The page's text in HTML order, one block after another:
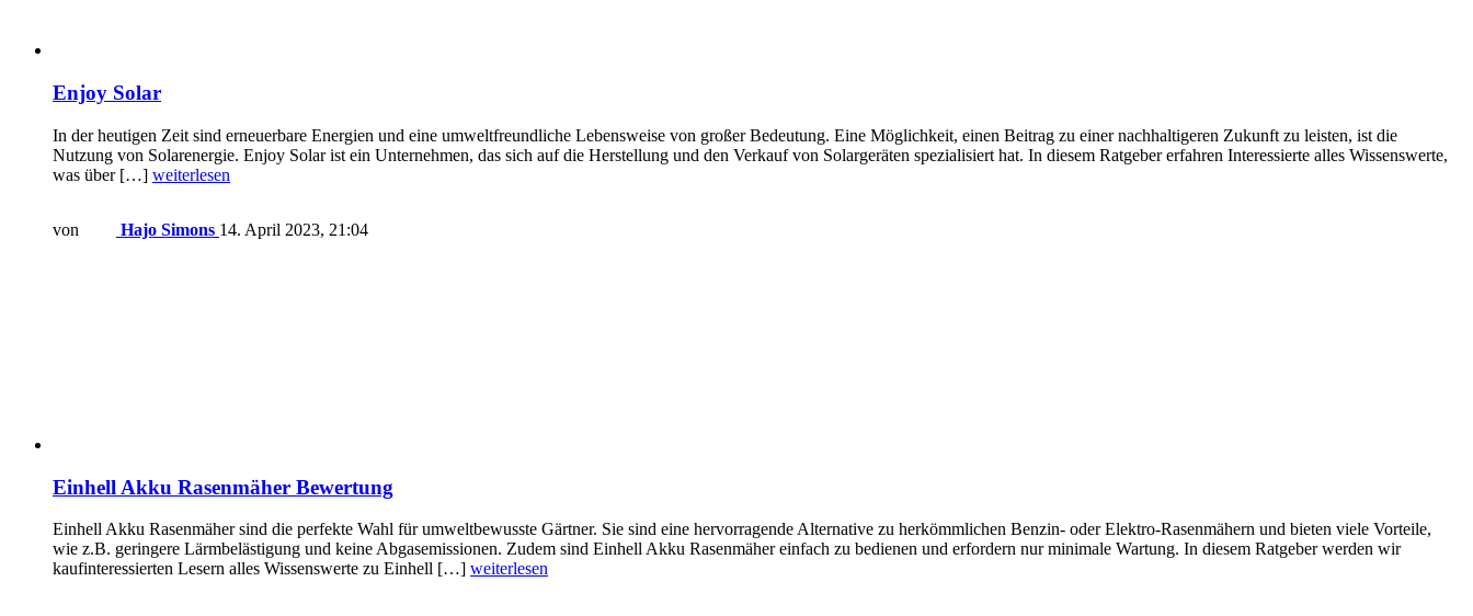
Enjoy Solar
In der heutigen Zeit sind erneuerbare Energien und eine umweltfreundliche Lebensweise von großer Bedeutung. Eine Möglichkeit, einen Beitrag zu einer nachhaltigeren Zukunft zu leisten, ist die
Nutzung von Solarenergie. Enjoy Solar ist ein Unternehmen, das sich auf die Herstellung und den Verkauf von Solargeräten spezialisiert hat. In diesem Ratgeber erfahren Interessierte alles Wissenswerte,
was über […] weiterlesen
von Hajo Simons 14. April 2023, 21:04
Einhell Akku Rasenmäher Bewertung
Einhell Akku Rasenmäher sind die perfekte Wahl für umweltbewusste Gärtner. Sie sind eine hervorragende Alternative zu herkömmlichen Benzin- oder Elektro-Rasenmähern und bieten viele Vorteile,
wie z.B. geringere Lärmbelästigung und keine Abgasemissionen. Zudem sind Einhell Akku Rasenmäher einfach zu bedienen und erfordern nur minimale Wartung. In diesem Ratgeber werden wir
kaufinteressierten Lesern alles Wissenswerte zu Einhell […] weiterlesen